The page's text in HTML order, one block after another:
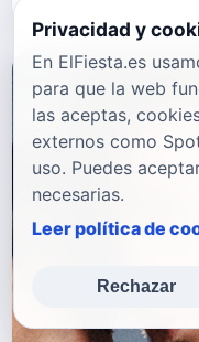
Privacidad y
En ElFiesta.es
para que la web
las aceptas,
externos como
uso. Puedes
necesarias.
Leer política de
Rechazar